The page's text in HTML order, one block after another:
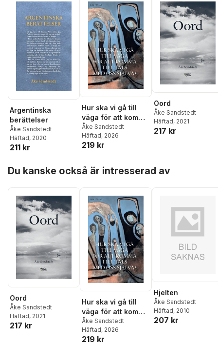
Argentinska
berättelser
Åke Sandstedt
Häftad, 2020
211 kr
Hur ska vi gå till
väga för att komma
till tals med oss
själva?
Åke Sandstedt
Häftad, 2026
219 kr
Oord
Åke Sandstedt
Häftad, 2021
217 kr
Du kanske också är intresserad av
Oord
Åke Sandstedt
Häftad, 2021
217 kr
Hur ska vi gå till
väga för att komma
till tals med oss
själva?
Åke Sandstedt
Häftad, 2026
219 kr
Hjelten
Åke Sandstedt
Häftad, 2010
207 kr